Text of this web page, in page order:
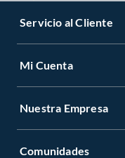
Servicio al Cliente
Mi Cuenta
Nuestra Empresa
Comunidades